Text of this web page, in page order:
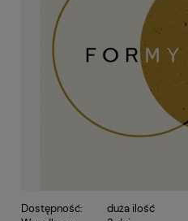
Dostępność:
duża ilość